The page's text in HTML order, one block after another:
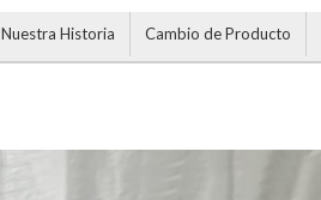
Nuestra Historia Cambio de Producto